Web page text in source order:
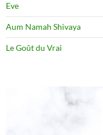
Eve
Aum Namah Shivaya
Le Goût du Vrai